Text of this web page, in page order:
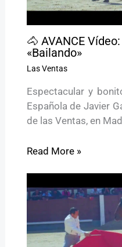
🐴 AVANCE
«Bailando»
Las Ventas
Espectacular y
Española de Javier
de las Ventas, en
Read More »